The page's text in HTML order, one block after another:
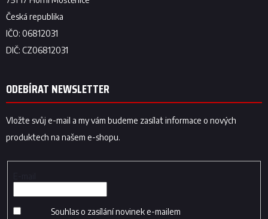
ODEBÍRAT NEWSLETTER
Vložte svůj e-mail a my vám budeme zasílat informace o nových
produktech na našem e-shopu.
Souhlas o zasílání novinek e-mailem